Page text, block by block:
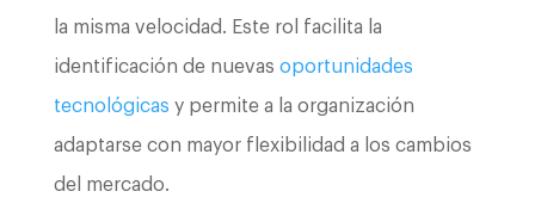
la misma velocidad. Este rol facilita la
identificación de nuevas oportunidades
tecnológicas y permite a la organización
adaptarse con mayor flexibilidad a los cambios
del mercado.